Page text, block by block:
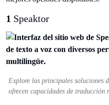
1 Speaktor
Explore las principales soluciones
ofrecen capacidades de